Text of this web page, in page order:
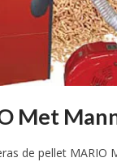
Met
de pellet MARIO